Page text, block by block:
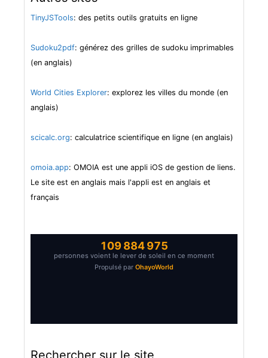
TinyJSTools: des petits outils gratuits en ligne
Sudoku2pdf: générez des grilles de sudoku imprimables
(en anglais)
World Cities Explorer: explorez les villes du monde (en
anglais)
scicalc.org: calculatrice scientifique en ligne (en anglais)
omoia.app: OMOIA est une appli iOS de gestion de liens.
Le site est en anglais mais l'appli est en anglais et
français
Rechercher sur le site